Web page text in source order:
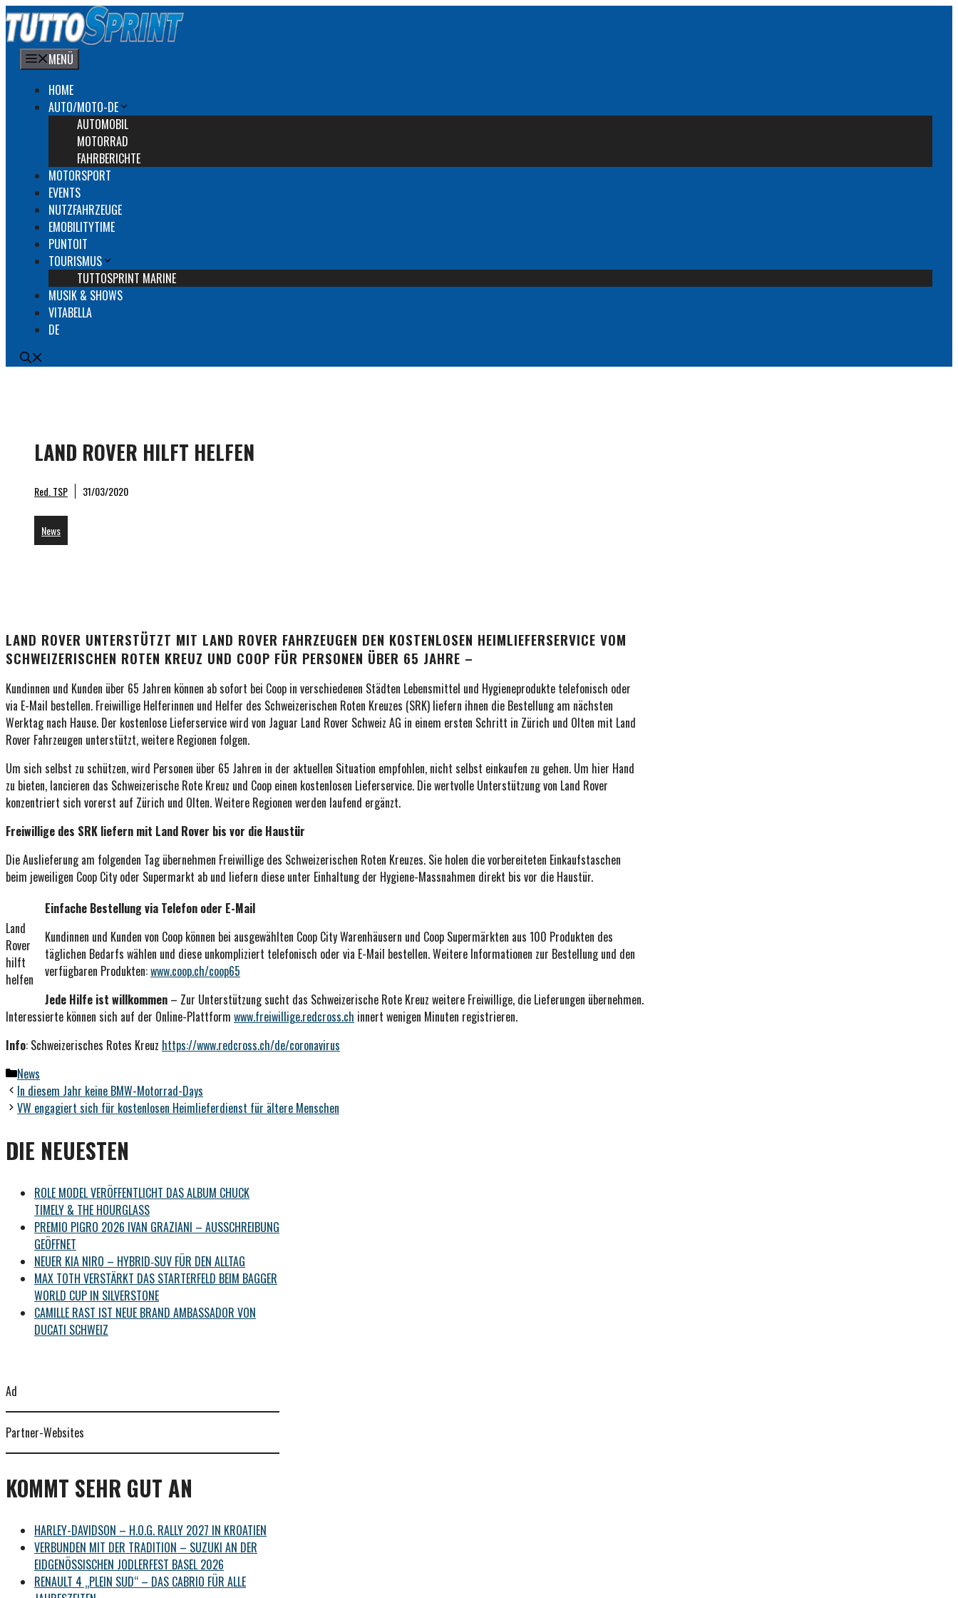
Zum
Inhalt
springen
MENÜ
HOME
AUTO/MOTO-DE
AUTOMOBIL
MOTORRAD
FAHRBERICHTE
MOTORSPORT
EVENTS
NUTZFAHRZEUGE
EMOBILITYTIME
PUNTOIT
TOURISMUS
TUTTOSPRINT MARINE
MUSIK & SHOWS
VITABELLA
DE
LAND ROVER HILFT HELFEN
Red. TSP 31/03/2020
News
LAND ROVER UNTERSTÜTZT MIT LAND ROVER FAHRZEUGEN DEN KOSTENLOSEN HEIMLIEFERSERVICE VOM
SCHWEIZERISCHEN ROTEN KREUZ UND COOP FÜR PERSONEN ÜBER 65 JAHRE –
Kundinnen und Kunden über 65 Jahren können ab sofort bei Coop in verschiedenen Städten Lebensmittel und Hygieneprodukte telefonisch oder
via E-Mail bestellen. Freiwillige Helferinnen und Helfer des Schweizerischen Roten Kreuzes (SRK) liefern ihnen die Bestellung am nächsten
Werktag nach Hause. Der kostenlose Lieferservice wird von Jaguar Land Rover Schweiz AG in einem ersten Schritt in Zürich und Olten mit Land
Rover Fahrzeugen unterstützt, weitere Regionen folgen.
Um sich selbst zu schützen, wird Personen über 65 Jahren in der aktuellen Situation empfohlen, nicht selbst einkaufen zu gehen. Um hier Hand
zu bieten, lancieren das Schweizerische Rote Kreuz und Coop einen kostenlosen Lieferservice. Die wertvolle Unterstützung von Land Rover
konzentriert sich vorerst auf Zürich und Olten. Weitere Regionen werden laufend ergänzt.
Freiwillige des SRK liefern mit Land Rover bis vor die Haustür
Die Auslieferung am folgenden Tag übernehmen Freiwillige des Schweizerischen Roten Kreuzes. Sie holen die vorbereiteten Einkaufstaschen
beim jeweiligen Coop City oder Supermarkt ab und liefern diese unter Einhaltung der Hygiene-Massnahmen direkt bis vor die Haustür.
Land
Rover
hilft
helfen
Einfache Bestellung via Telefon oder E-Mail
Kundinnen und Kunden von Coop können bei ausgewählten Coop City Warenhäusern und Coop Supermärkten aus 100 Produkten des
täglichen Bedarfs wählen und diese unkompliziert telefonisch oder via E-Mail bestellen. Weitere Informationen zur Bestellung und den
verfügbaren Produkten:www.coop.ch/coop65
Jede Hilfe ist willkommen – Zur Unterstützung sucht das Schweizerische Rote Kreuz weitere Freiwillige, die Lieferungen übernehmen.
Interessierte können sich auf der Online-Plattform www.freiwillige.redcross.ch innert wenigen Minuten registrieren.
Info: Schweizerisches Rotes Kreuz https://www.redcross.ch/de/coronavirus
Kategorien
News
In diesem Jahr keine BMW-Motorrad-Days
VW engagiert sich für kostenlosen Heimlieferdienst für ältere Menschen
DIE NEUESTEN
ROLE MODEL VERÖFFENTLICHT DAS ALBUM CHUCK
TIMELY & THE HOURGLASS
PREMIO PIGRO 2026 IVAN GRAZIANI – AUSSCHREIBUNG
GEÖFFNET
NEUER KIA NIRO – HYBRID‑SUV FÜR DEN ALLTAG
MAX TOTH VERSTÄRKT DAS STARTERFELD BEIM BAGGER
WORLD CUP IN SILVERSTONE
CAMILLE RAST IST NEUE BRAND AMBASSADOR VON
DUCATI SCHWEIZ
Ad
Partner-Websites
KOMMT SEHR GUT AN
HARLEY-DAVIDSON – H.O.G. RALLY 2027 IN KROATIEN
VERBUNDEN MIT DER TRADITION – SUZUKI AN DER
EIDGENÖSSISCHEN JODLERFEST BASEL 2026
RENAULT 4 „PLEIN SUD“ – DAS CABRIO FÜR ALLE